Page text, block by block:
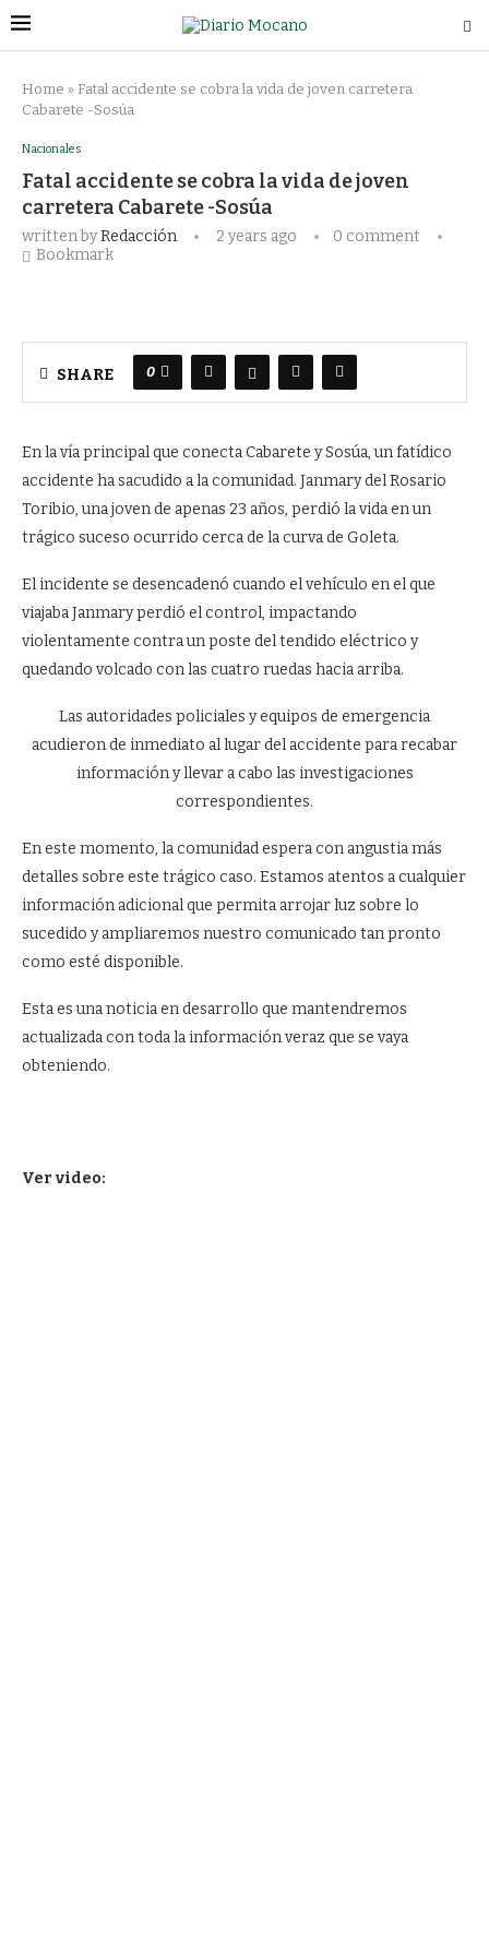
Home » Fatal accidente se cobra la vida de joven carretera
Cabarete -Sosúa
Nacionales
Fatal accidente se cobra la vida de joven
carretera Cabarete -Sosúa
written byRedacción 2 years ago
0 comment
Bookmark
SHARE 0
En la vía principal que conecta Cabarete y Sosúa, un fatídico
accidente ha sacudido a la comunidad. Janmary del Rosario
Toribio, una joven de apenas 23 años, perdió la vida en un
trágico suceso ocurrido cerca de la curva de Goleta.
El incidente se desencadenó cuando el vehículo en el que
viajaba Janmary perdió el control, impactando
violentamente contra un poste del tendido eléctrico y
quedando volcado con las cuatro ruedas hacia arriba.
Las autoridades policiales y equipos de emergencia
acudieron de inmediato al lugar del accidente para recabar
información y llevar a cabo las investigaciones
correspondientes.
En este momento, la comunidad espera con angustia más
detalles sobre este trágico caso. Estamos atentos a cualquier
información adicional que permita arrojar luz sobre lo
sucedido y ampliaremos nuestro comunicado tan pronto
como esté disponible.
Esta es una noticia en desarrollo que mantendremos
actualizada con toda la información veraz que se vaya
obteniendo.
Ver video: